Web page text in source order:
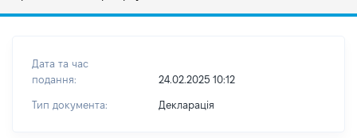
Дата та час
подання:
24.02.2025 10:12
Тип документа: Декларація